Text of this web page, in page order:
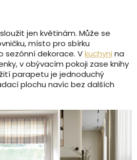
jen květinám. Může se
místo pro sbírku
sezónní dekorace. Vkuchyni na
v obývacím pokoji zase knihy
parapetu je jednoduchý
plochu navíc bez dalších